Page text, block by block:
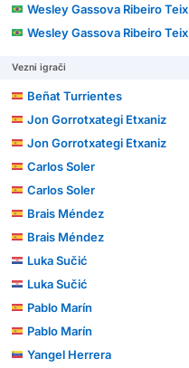
Wesley Gassova Ribeiro Teixeira
Wesley Gassova Ribeiro Teixeira
Vezni igrači
Beñat Turrientes
Jon Gorrotxategi Etxaniz
Jon Gorrotxategi Etxaniz
Carlos Soler
Carlos Soler
Brais Méndez
Brais Méndez
Luka Sučić
Luka Sučić
Pablo Marín
Pablo Marín
Yangel Herrera